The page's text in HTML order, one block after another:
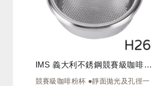
IMS 義大利不銹鋼競賽級咖啡粉杯 B702TCH26E 高26mm / 粉量18-20g / 58.5mm
競賽級咖啡粉杯 ●靜面拋光及孔徑一